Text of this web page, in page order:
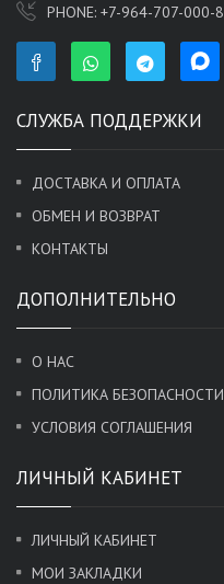
PHONE: +7-964-707-000-8
СЛУЖБА ПОДДЕРЖКИ
ДОСТАВКА И ОПЛАТА
ОБМЕН И ВОЗВРАТ
КОНТАКТЫ
ДОПОЛНИТЕЛЬНО
О НАС
ПОЛИТИКА БЕЗОПАСНОСТИ
УСЛОВИЯ СОГЛАШЕНИЯ
ЛИЧНЫЙ КАБИНЕТ
ЛИЧНЫЙ КАБИНЕТ
МОИ ЗАКЛАДКИ